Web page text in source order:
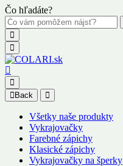
Čo hľadáte?
Back
Všetky naše produkty
Vykrajovačky
Farebné zápichy
Klasické zápichy
Vykrajovačky na šperky